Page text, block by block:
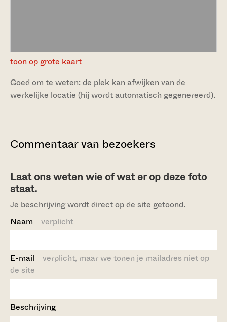
toon op grote kaart
Goed om te weten: de plek kan afwijken van de
werkelijke locatie (hij wordt automatisch gegenereerd).
Commentaar van bezoekers
Laat ons weten wie of wat er op deze foto
staat.
Je beschrijving wordt direct op de site getoond.
Naam verplicht
E-mail verplicht, maar we tonen je mailadres niet op
de site
Beschrijving